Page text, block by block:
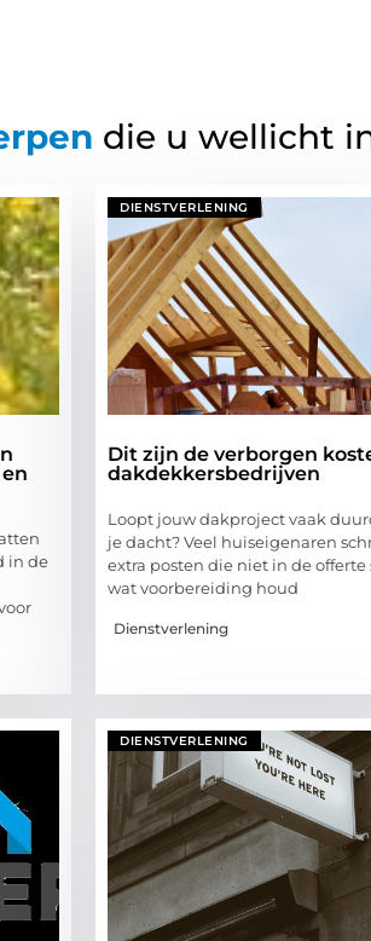
die u wellicht
in de
DIENSTVERLENING
Dit zijn de verborgen
dakdekkersbedrijven
Loopt jouw dakproject vaak
je dacht? Veel huiseigenaren
extra posten die niet in de offerte
wat voorbereiding houd
Dienstverlening
DIENSTVERLENING